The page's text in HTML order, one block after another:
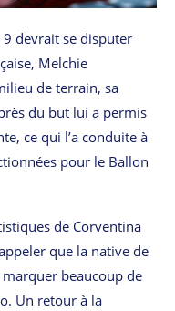
devrait se disputer
Melchie
de terrain, sa
du but lui a permis
ce qui l’a conduite à
pour le Ballon
de Corventina
que la native de
beaucoup de
Un retour à la